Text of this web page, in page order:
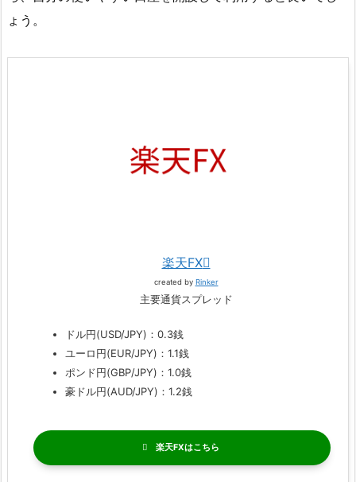
ょう。
楽天FX
created by Rinker
主要通貨スプレッド
ドル円(USD/JPY)：0.3銭
ユーロ円(EUR/JPY)：1.1銭
ポンド円(GBP/JPY)：1.0銭
豪ドル円(AUD/JPY)：1.2銭
楽天FX